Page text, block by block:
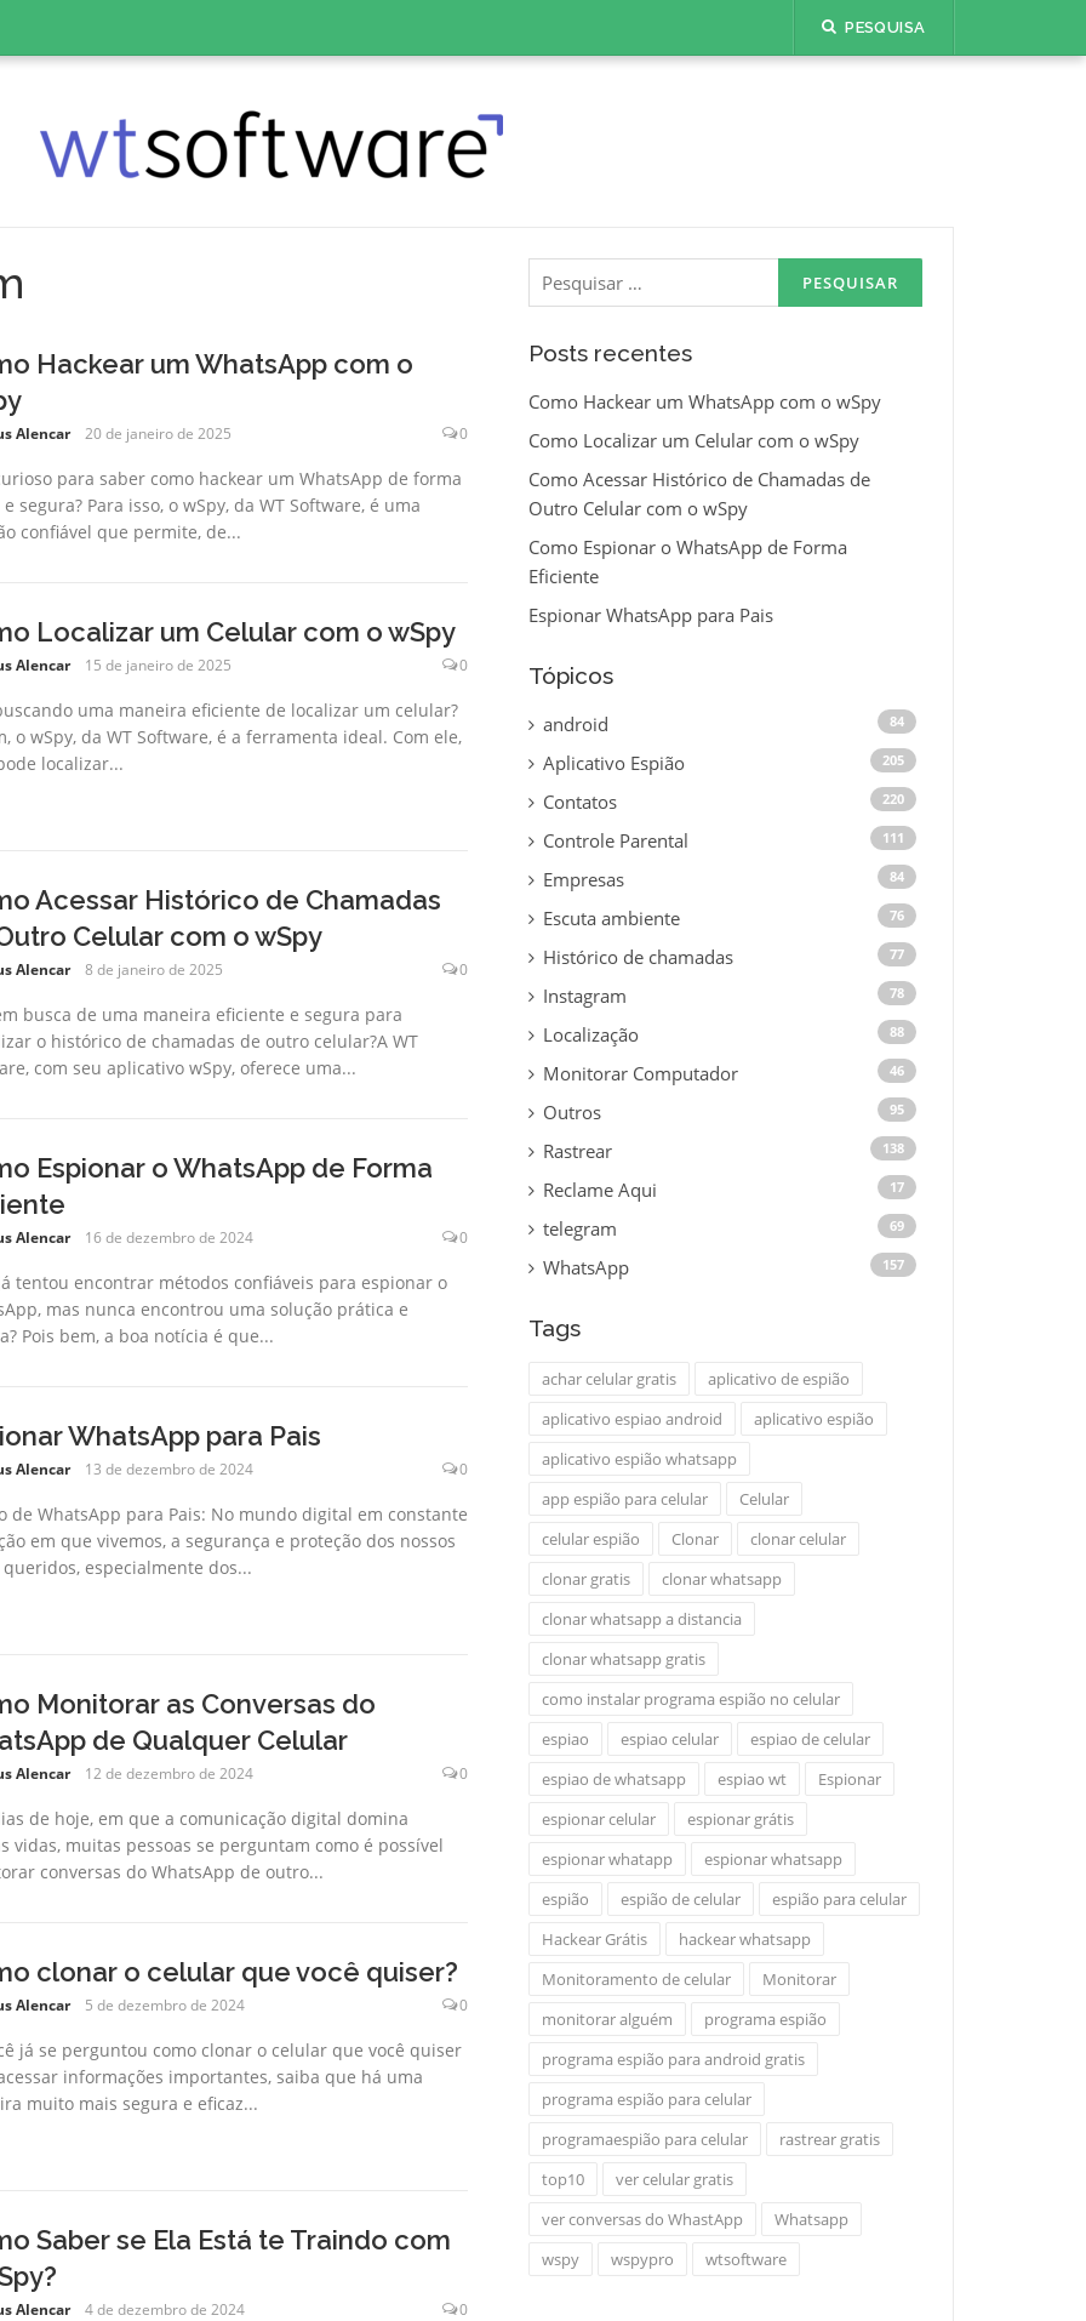
PESQUISA
Hackear um WhatsApp com o
Alencar 20 de janeiro de 2025 0
para saber como hackear um WhatsApp de forma
e segura? Para isso, o wSpy, da WT Software, é uma
confiável que permite, de...
Localizar um Celular com o wSpy
Alencar 15 de janeiro de 2025 0
uma maneira eficiente de localizar um celular?
o wSpy, da WT Software, é a ferramenta ideal. Com ele,
localizar...
Acessar Histórico de Chamadas
Celular com o wSpy
Alencar 8 de janeiro de 2025 0
busca de uma maneira eficiente e segura para
o histórico de chamadas de outro celular?A WT
com seu aplicativo wSpy, oferece uma...
Espionar o WhatsApp de Forma
Alencar 16 de dezembro de 2024 0
tentou encontrar métodos confiáveis para espionar o
mas nunca encontrou uma solução prática e
Pois bem, a boa notícia é que...
WhatsApp para Pais
Alencar 13 de dezembro de 2024 0
de WhatsApp para Pais: No mundo digital em constante
em que vivemos, a segurança e proteção dos nossos
especialmente dos...
Monitorar as Conversas do
de Qualquer Celular
Alencar 12 de dezembro de 2024 0
de hoje, em que a comunicação digital domina
vidas, muitas pessoas se perguntam como é possível
conversas do WhatsApp de outro...
clonar o celular que você quiser?
Alencar 5 de dezembro de 2024 0
já se perguntou como clonar o celular que você quiser
informações importantes, saiba que há uma
muito mais segura e eficaz...
Saber se Ela Está te Traindo com
Alencar 4 de dezembro de 2024 0
Pesquisar
por:
Posts recentes
Como Hackear um WhatsApp com o wSpy
Como Localizar um Celular com o wSpy
Como Acessar Histórico de Chamadas de
Outro Celular com o wSpy
Como Espionar o WhatsApp de Forma
Eficiente
Espionar WhatsApp para Pais
Tópicos
android 84
Aplicativo Espião 205
Contatos 220
Controle Parental 111
Empresas 84
Escuta ambiente 76
Histórico de chamadas 77
Instagram 78
Localização 88
Monitorar Computador 46
Outros 95
Rastrear 138
Reclame Aqui 17
telegram 69
WhatsApp 157
Tags
achar celular gratis
aplicativo de espião
aplicativo espiao android
aplicativo espião
aplicativo espião whatsapp
app espião para celular
Celular
celular espião
Clonar
clonar celular
clonar gratis
clonar whatsapp
clonar whatsapp a distancia
clonar whatsapp gratis
como instalar programa espião no celular
espiao
espiao celular
espiao de celular
espiao de whatsapp
espiao wt
Espionar
espionar celular
espionar grátis
espionar whatapp
espionar whatsapp
espião
espião de celular
espião para celular
Hackear Grátis
hackear whatsapp
Monitoramento de celular
Monitorar
monitorar alguém
programa espião
programa espião para android gratis
programa espião para celular
programaespião para celular
rastrear gratis
top10
ver celular gratis
ver conversas do WhastApp
Whatsapp
wspy
wspypro wtsoftware